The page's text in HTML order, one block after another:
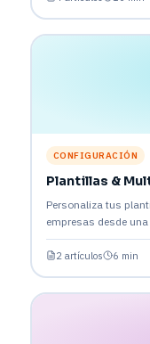
CONFIGURACIÓN
Plantillas &
Personaliza tus
empresas desde una
2 artículos 6 min